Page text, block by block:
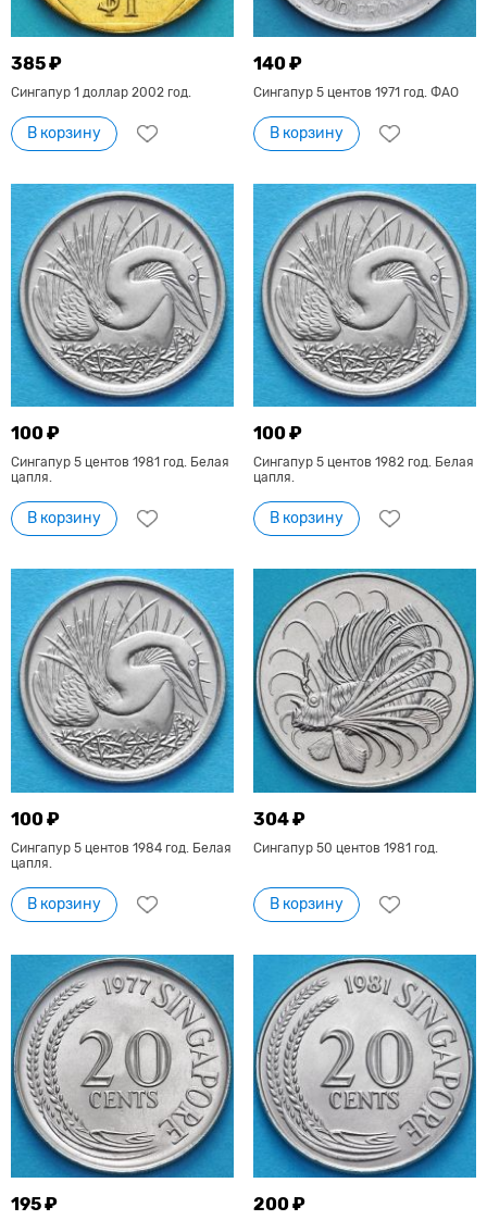
385 ₽
Сингапур 1 доллар 2002 год.
В корзину
140 ₽
Сингапур 5 центов 1971 год. ФАО
В корзину
100 ₽
Сингапур 5 центов 1981 год. Белая
цапля.
В корзину
100 ₽
Сингапур 5 центов 1982 год. Белая
цапля.
В корзину
100 ₽
Сингапур 5 центов 1984 год. Белая
цапля.
В корзину
304 ₽
Сингапур 50 центов 1981 год.
В корзину
195 ₽ 200 ₽